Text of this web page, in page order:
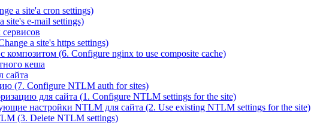
a site'a cron settings)
site's e-mail settings)
a site's https settings)
композитом (6. Configure nginx to use composite cache)
кеша
сайта
(7. Configure NTLM auth for sites)
для сайта (1. Configure NTLM settings for the site)
настройки NTLM для сайта (2. Use existing NTLM settings for the site)
(3. Delete NTLM settings)